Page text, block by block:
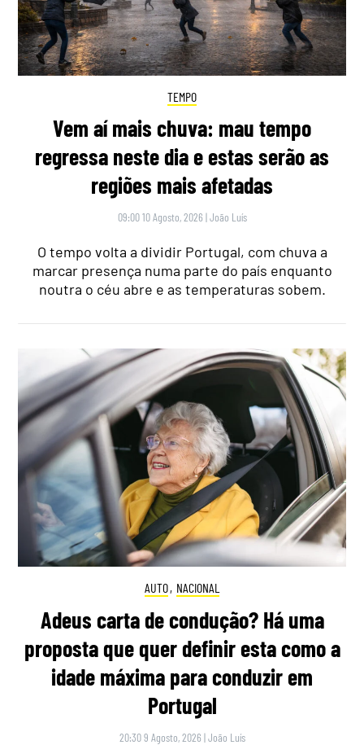
TEMPO
Vem aí mais chuva: mau tempo
regressa neste dia e estas serão as
regiões mais afetadas
09:00 10 Agosto, 2026 |João Luís
O tempo volta a dividir Portugal, com chuva a
marcar presença numa parte do país enquanto
noutra o céu abre e as temperaturas sobem.
AUTO, NACIONAL
Adeus carta de condução? Há uma
proposta que quer definir esta como a
idade máxima para conduzir em
Portugal
20:30 9 Agosto, 2026 |João Luís